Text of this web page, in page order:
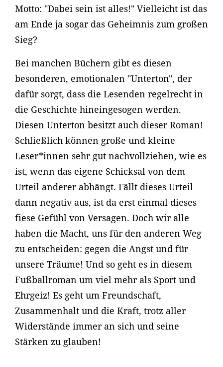
Motto: "Dabei sein ist alles!" Vielleicht ist das
am Ende ja sogar das Geheimnis zum großen
Sieg?
Bei manchen Büchern gibt es diesen
besonderen, emotionalen "Unterton", der
dafür sorgt, dass die Lesenden regelrecht in
die Geschichte hineingesogen werden.
Diesen Unterton besitzt auch dieser Roman!
Schließlich können große und kleine
Leser*innen sehr gut nachvollziehen, wie es
ist, wenn das eigene Schicksal von dem
Urteil anderer abhängt. Fällt dieses Urteil
dann negativ aus, ist da erst einmal dieses
fiese Gefühl von Versagen. Doch wir alle
haben die Macht, uns für den anderen Weg
zu entscheiden: gegen die Angst und für
unsere Träume! Und so geht es in diesem
Fußballroman um viel mehr als Sport und
Ehrgeiz! Es geht um Freundschaft,
Zusammenhalt und die Kraft, trotz aller
Widerstände immer an sich und seine
Stärken zu glauben!